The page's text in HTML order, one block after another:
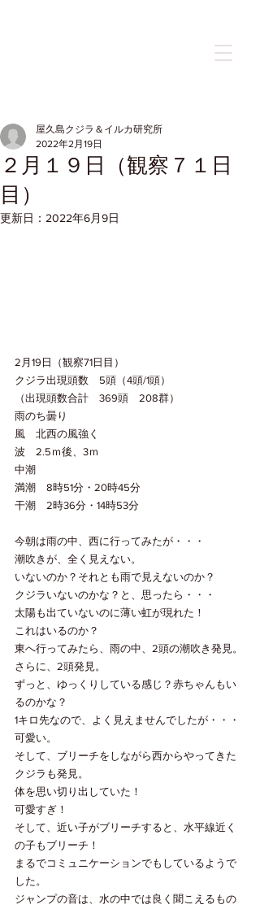
２月１９日（観察７１日
目）
屋久島クジラ＆イルカ研究所
2022年2月19日
更新日： 2022年6月9日
2月19日（観察71日目）
クジラ出現頭数　5頭（4頭/1頭）
（出現頭数合計　369頭　208群）
雨のち曇り
風　北西の風強く
波　2.5ｍ後、3ｍ
中潮
満潮　8時51分・20時45分
干潮　2時36分・14時53分
今朝は雨の中、西に行ってみたが・・・
潮吹きが、全く見えない。
いないのか？それとも雨で見えないのか？
クジラいないのかな？と、思ったら・・・
太陽も出ていないのに薄い虹が現れた！
これはいるのか？
東へ行ってみたら、雨の中、2頭の潮吹き発見。
さらに、2頭発見。
ずっと、ゆっくりしている感じ？赤ちゃんもい
るのかな？
1キロ先なので、よく見えませんでしたが・・・
可愛い。
そして、ブリーチをしながら西からやってきた
クジラも発見。
体を思い切り出していた！
可愛すぎ！
そして、近い子がブリーチすると、水平線近く
の子もブリーチ！
まるでコミュニケーションでもしているようで
した。
ジャンプの音は、水の中では良く聞こえるもの